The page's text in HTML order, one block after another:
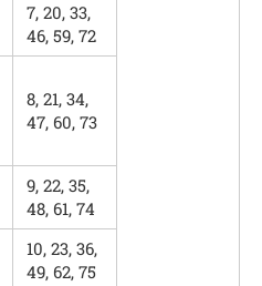
7, 20, 33,
46, 59, 72
8, 21, 34,
47, 60, 73
9, 22, 35,
48, 61, 74
10, 23, 36,
49, 62, 75